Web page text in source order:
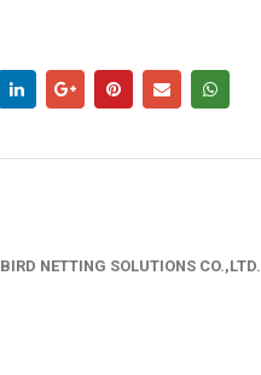
BIRD NETTING SOLUTIONS CO.,LTD.